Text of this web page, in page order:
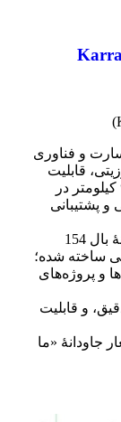
و فناوری
قابلیت
پرواز تا ارتفاع ۱۰ کیلومتر و سرعت حدود ۹۰۰ کیلومتر در
پشتیبانی
نسخهٔ ماکت با ابعاد طول 190 سانتی‌متر و دهانهٔ بال 154
ساخته شده؛
و پروژه‌های
و قابلیت
جاودانۀ «ما